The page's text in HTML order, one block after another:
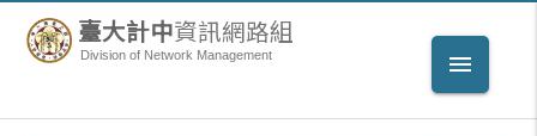
臺大計中資訊網路組
Division of Network Management menu